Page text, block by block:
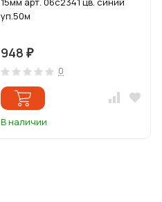
уп.50м
948 ₽
0
В наличии